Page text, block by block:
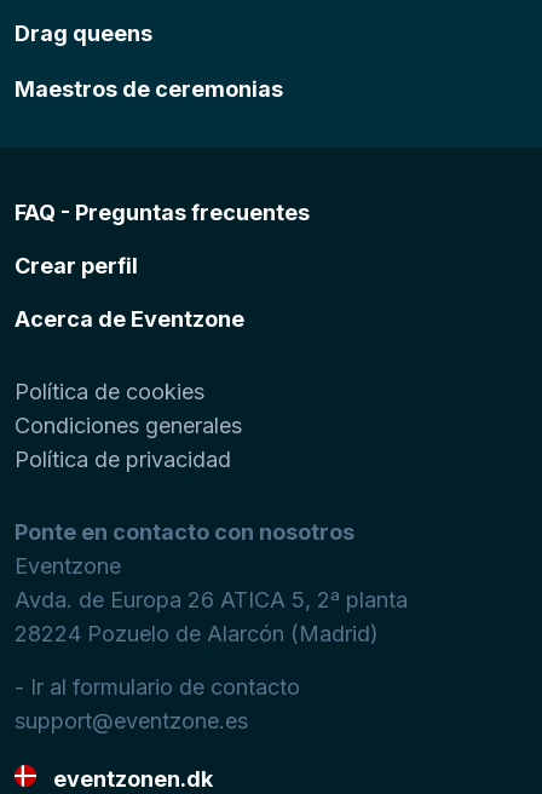
Drag queens
Maestros de ceremonias
FAQ - Preguntas frecuentes
Crear perfil
Acerca de Eventzone
Política de cookies
Condiciones generales
Política de privacidad
Ponte en contacto con nosotros
Eventzone
Avda. de Europa 26 ATICA 5, 2ª planta
28224 Pozuelo de Alarcón (Madrid)
- Ir al formulario de contacto
support@eventzone.es
eventzonen.dk